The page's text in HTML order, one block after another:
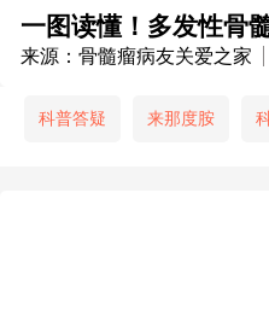
一图读懂！多发性骨
来源：骨髓瘤病友关爱之家
科普答疑 来那度胺